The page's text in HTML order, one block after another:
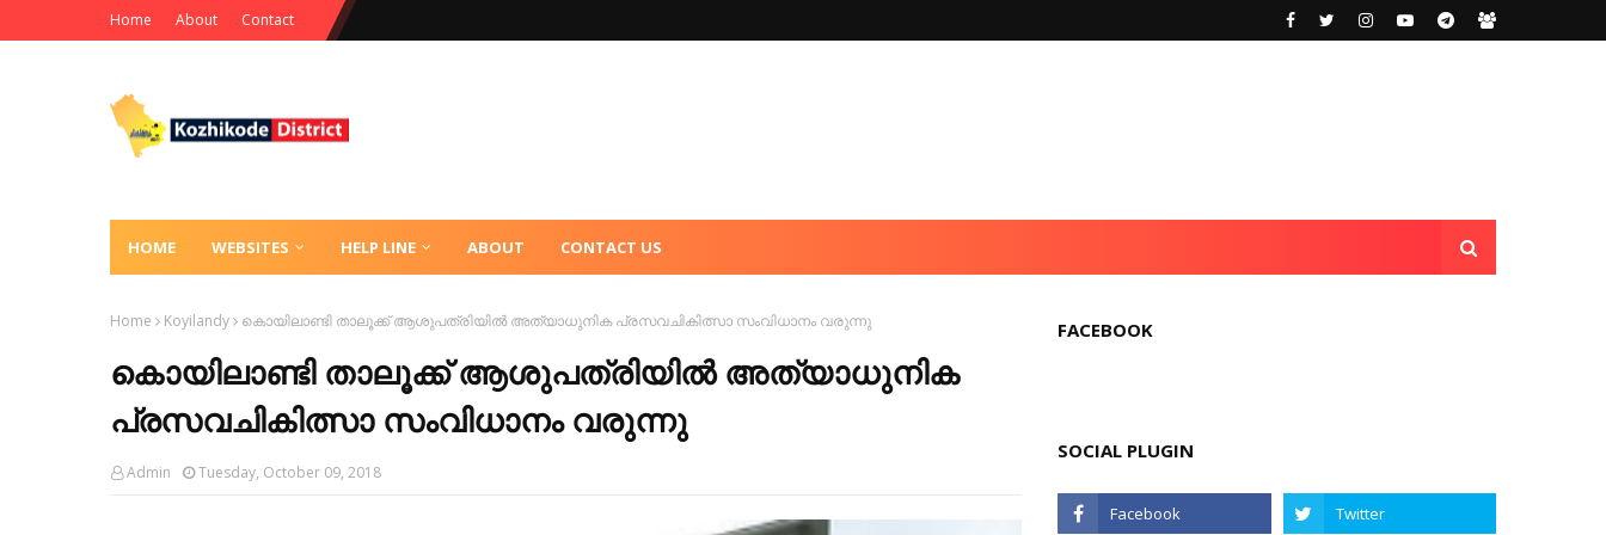
Home About Contact
HOME WEBSITES HELP LINE ABOUT CONTACT US
Home Koyilandy കൊയിലാണ്ടി താലൂക്ക് ആശുപത്രിയില്‍ അത്യാധുനിക പ്രസവചികിത്സാ സംവിധാനം വരുന്നു
കൊയിലാണ്ടി താലൂക്ക് ആശുപത്രിയില്‍ അത്യാധുനിക
പ്രസവചികിത്സാ സംവിധാനം വരുന്നു
Admin Tuesday, October 09, 2018
FACEBOOK
SOCIAL PLUGIN